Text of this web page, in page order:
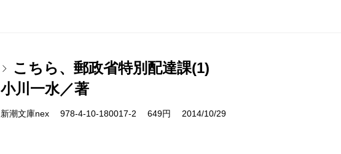
こちら、郵政省特別配達課(1)
小川一水／著
新潮文庫nex 978-4-10-180017-2 649円 2014/10/29